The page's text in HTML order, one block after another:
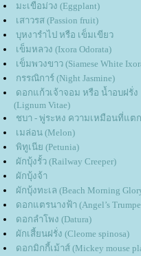
มะเขือม่วง (Eggplant)
เสาวรส (Passion fruit)
บุหงารำไป หรือ เข็มเขียว
เข็มหลวง (Ixora Odorata)
เข็มพวงขาว (Siamese White
กรรณิการ์ (Night Jasmine)
ดอกแก้วเจ้าจอม หรือ น้ำอบฝรั่ง
(Lignum Vitae)
ชบา - พู่ระหง ความเหมือนที่แต
เมล่อน (Melon)
พิทูเนีย (Petunia)
ผักบุ้งรั้ว (Railway Creeper)
ผักบุ้งจ้า
ผักบุ้งทะเล (Beach Morning
ดอกแตรนางฟ้า (Angel’s
ดอกลำโพง (Datura)
ผักเสี้ยนฝรั่ง (Cleome spinosa)
ดอกมิกกี้เม้าส์ (Mickey mouse